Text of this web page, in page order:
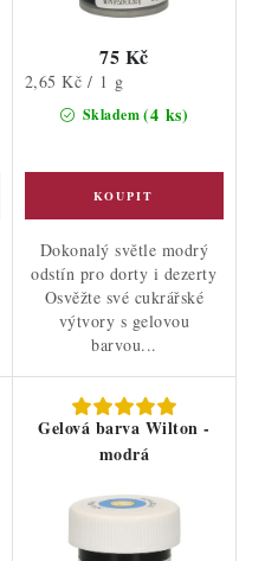
Skladem(4 ks)
75 Kč
Měrná
2,65 Kč / 1 g
Dokonalý světle modrý
odstín pro dorty i dezerty
Osvěžte své cukrářské
výtvory s gelovou
barvou...
Gelová barva Wilton -
modrá